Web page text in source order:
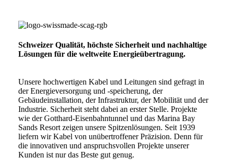
Schweizer Qualität, höchste Sicherheit und nachhaltige
Lösungen für die weltweite Energieübertragung.
Unsere hochwertigen Kabel und Leitungen sind gefragt in
der Energieversorgung und -speicherung, der
Gebäudeinstallation, der Infrastruktur, der Mobilität und der
Industrie. Sicherheit steht dabei an erster Stelle. Projekte
wie der Gotthard-Eisenbahntunnel und das Marina Bay
Sands Resort zeigen unsere Spitzenlösungen. Seit 1939
liefern wir Kabel von unübertroffener Präzision. Denn für
die innovativen und anspruchsvollen Projekte unserer
Kunden ist nur das Beste gut genug.